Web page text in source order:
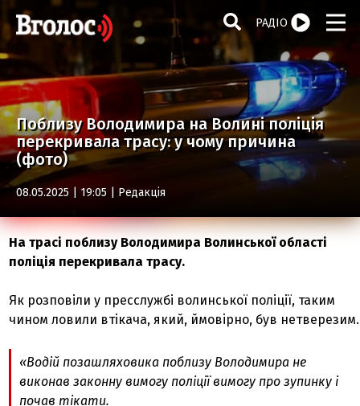
РАДІО
Поблизу Володимира на Волині поліція
перекривала трасу: у чому причина
(фото)
08.05.2025 | 19:05 | Редакція
На трасі поблизу Володимира Волинської області
поліція перекривала трасу.
Як розповіли у пресслужбі волинської поліції, таким
чином ловили втікача, який, ймовірно, був нетверезим.
«Водій позашляховика поблизу Володимира не
виконав законну вимогу поліції вимогу про зупинку і
почав тікати.